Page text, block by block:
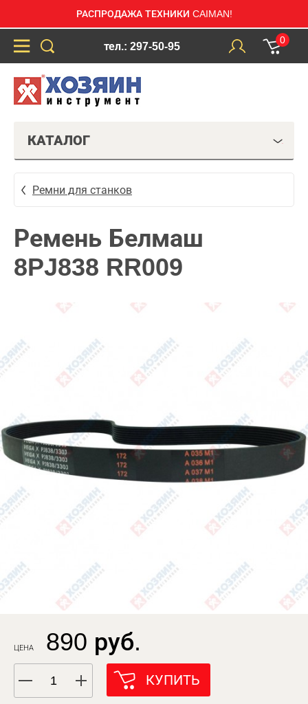
РАСПРОДАЖА ТЕХНИКИ CAIMAN!
тел.: 297-50-95
0
КАТАЛОГ
Ремни для станков
Ремень Белмаш
8PJ838 RR009
ЦЕНА 890 руб.
КУПИТЬ